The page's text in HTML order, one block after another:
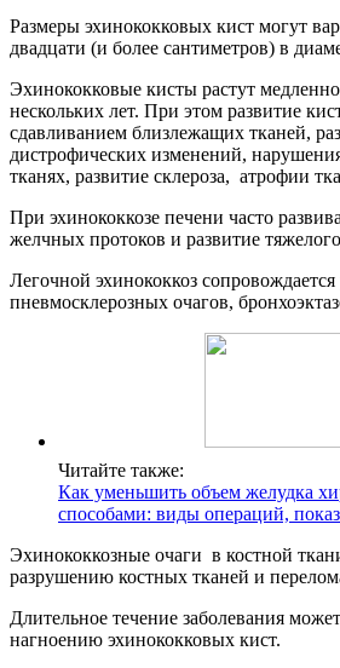
Размеры эхинококковых кист могут
двадцати (и более сантиметров) в
Эхинококковые кисты растут
нескольких лет. При этом развитие
сдавливанием близлежащих тканей,
дистрофических изменений,
тканях, развитие склероза, атрофии
При эхинококкозе печени часто
желчных протоков и развитие
Легочной эхинококкоз сопровождается
пневмосклерозных очагов,
Читайте также:
Как уменьшить объем желудка
способами: виды операций,
Эхинококкозные очаги в костной
разрушению костных тканей и
Длительное течение заболевания
нагноению эхинококковых кист.